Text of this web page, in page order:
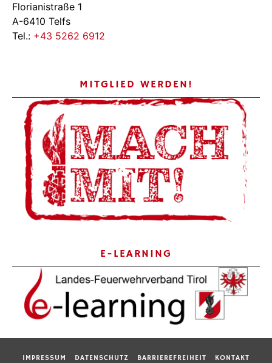
Florianistraße 1
A-6410 Telfs
Tel.: +43 5262 6912
MITGLIED WERDEN!
E-LEARNING
IMPRESSUM DATENSCHUTZ BARRIEREFREIHEIT KONTAKT